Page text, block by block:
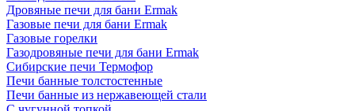
Дровяные печи для бани Ermak
Газовые печи для бани Ermak
Газовые горелки
Газодровяные печи для бани Ermak
Сибирские печи Термофор
Печи банные толстостенные
Печи банные из нержавеющей стали